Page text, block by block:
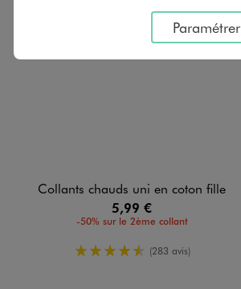
Collants chauds uni en coton fille
5,99 €
-50% sur le 2ème collant
4.5/5 de moyenne
(283 avis)
Paramétrer